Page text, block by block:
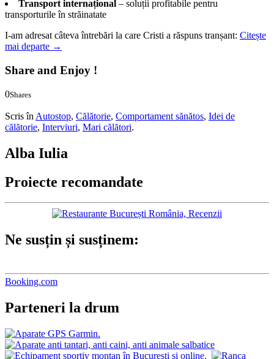
Transport internațional – soluții profitabile pentru
transporturile în străinatate
I-am adresat câteva întrebări la care Cristi a răspuns tranșant: Citește
mai departe →
Share and Enjoy !
0Shares
Scris în Autostop, Călătorie, Comportament sănătos, Idei de
călătorie, Interviuri, Mari călători.
Alba Iulia
Proiecte recomandate
Ne susțin și susținem:
Booking.com
Parteneri la drum